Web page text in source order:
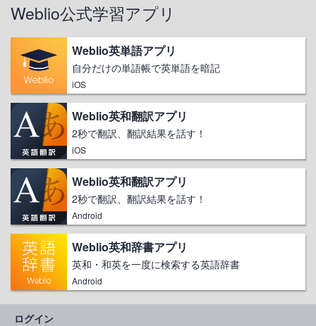
Weblio公式学習アプリ
Weblio英単語アプリ
自分だけの単語帳で英単語を暗記
iOS
Weblio英和翻訳アプリ
2秒で翻訳、翻訳結果を話す！
iOS
Weblio英和翻訳アプリ
2秒で翻訳、翻訳結果を話す！
Android
Weblio英和辞書アプリ
英和・和英を一度に検索する英語辞書
Android
ログイン